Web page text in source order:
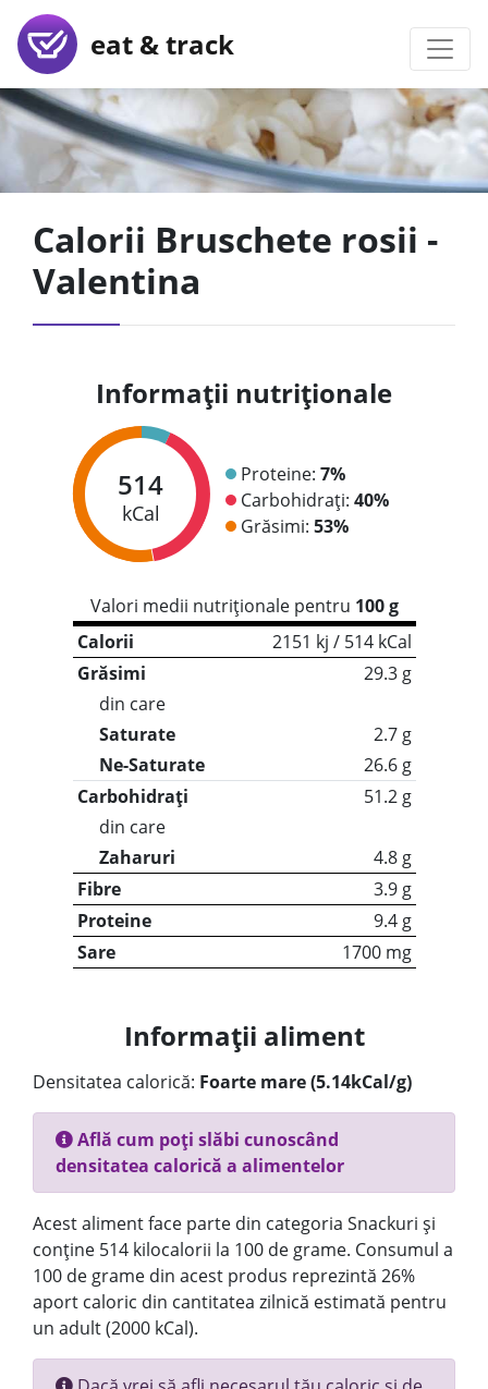
eat & track
Calorii Bruschete rosii -
Valentina
Informații nutriționale
514
kCal
Proteine: 7%
Carbohidrați: 40%
Grăsimi: 53%
Valori medii nutriționale pentru 100 g
Calorii
2151 kj / 514 kCal
Grăsimi
29.3 g
din care
Saturate
2.7 g
Ne-Saturate
26.6 g
Carbohidrați
51.2 g
din care
Zaharuri
4.8 g
Fibre
3.9 g
Proteine
9.4 g
Sare
1700 mg
Informații aliment
Densitatea calorică: Foarte mare (5.14kCal/g)
Află cum poți slăbi cunoscând
densitatea calorică a alimentelor
Acest aliment face parte din categoria Snackuri și
conține 514 kilocalorii la 100 de grame. Consumul a
100 de grame din acest produs reprezintă 26%
aport caloric din cantitatea zilnică estimată pentru
un adult (2000 kCal).